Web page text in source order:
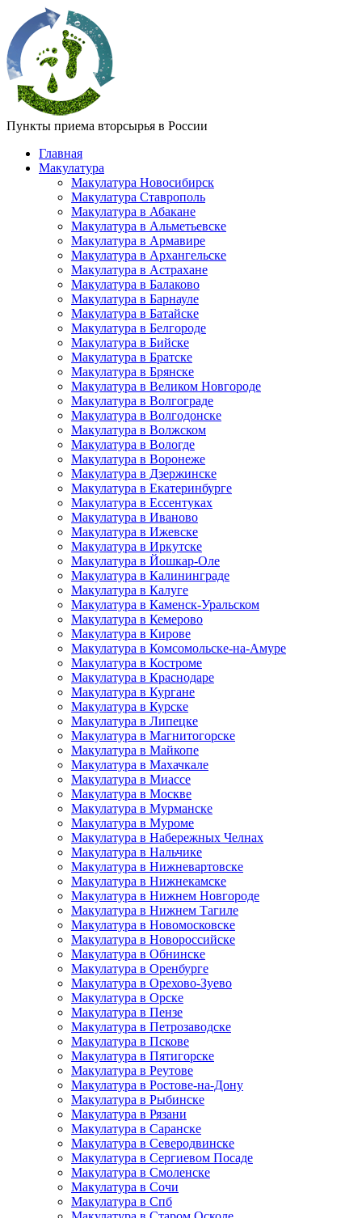
Пункты приема вторсырья в России
Главная
Макулатура
Макулатура Новосибирск
Макулатура Ставрополь
Макулатура в Абакане
Макулатура в Альметьевске
Макулатура в Армавире
Макулатура в Архангельске
Макулатура в Астрахане
Макулатура в Балаково
Макулатура в Барнауле
Макулатура в Батайске
Макулатура в Белгороде
Макулатура в Бийске
Макулатура в Братске
Макулатура в Брянске
Макулатура в Великом Новгороде
Макулатура в Волгограде
Макулатура в Волгодонске
Макулатура в Волжском
Макулатура в Вологде
Макулатура в Воронеже
Макулатура в Дзержинске
Макулатура в Екатеринбурге
Макулатура в Ессентуках
Макулатура в Иваново
Макулатура в Ижевске
Макулатура в Иркутске
Макулатура в Йошкар-Оле
Макулатура в Калининграде
Макулатура в Калуге
Макулатура в Каменск-Уральском
Макулатура в Кемерово
Макулатура в Кирове
Макулатура в Комсомольске-на-Амуре
Макулатура в Костроме
Макулатура в Краснодаре
Макулатура в Кургане
Макулатура в Курске
Макулатура в Липецке
Макулатура в Магнитогорске
Макулатура в Майкопе
Макулатура в Махачкале
Макулатура в Миассе
Макулатура в Москве
Макулатура в Мурманске
Макулатура в Муроме
Макулатура в Набережных Челнах
Макулатура в Нальчике
Макулатура в Нижневартовске
Макулатура в Нижнекамске
Макулатура в Нижнем Новгороде
Макулатура в Нижнем Тагиле
Макулатура в Новомосковске
Макулатура в Новороссийске
Макулатура в Обнинске
Макулатура в Оренбурге
Макулатура в Орехово-Зуево
Макулатура в Орске
Макулатура в Пензе
Макулатура в Петрозаводске
Макулатура в Пскове
Макулатура в Пятигорске
Макулатура в Реутове
Макулатура в Ростове-на-Дону
Макулатура в Рыбинске
Макулатура в Рязани
Макулатура в Саранске
Макулатура в Северодвинске
Макулатура в Сергиевом Посаде
Макулатура в Смоленске
Макулатура в Сочи
Макулатура в Спб